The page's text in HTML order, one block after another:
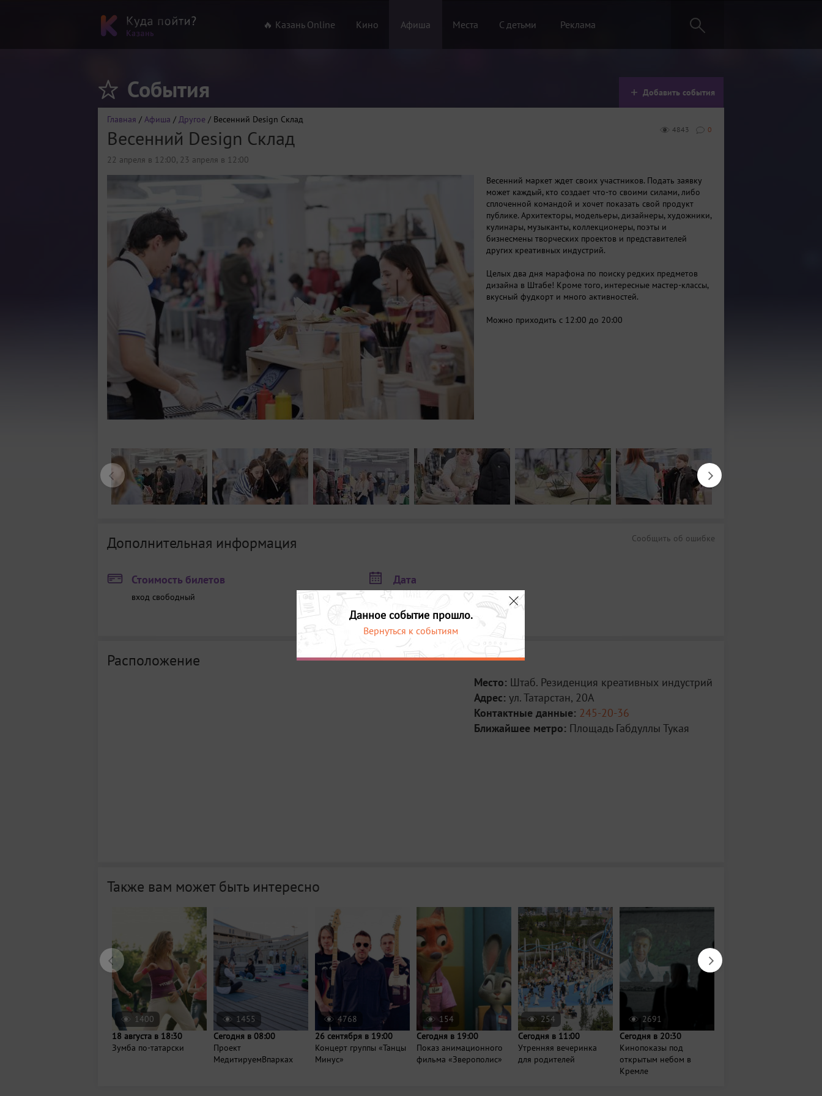
🔥 Казань Online Кино Афиша Места С детьми Реклама
События Добавить события
Главная / Афиша / Другое / Весенний Design Склад
0
4843
Весенний Design Склад
22 апреля в 12:00, 23 апреля в 12:00
Весенний маркет ждет своих участников. Подать заявку
может каждый, кто создает что-то своими силами, либо
сплоченной командой и хочет показать свой продукт
публике. Архитекторы, модельеры, дизайнеры, художники,
кулинары, музыканты, коллекционеры, поэты и
бизнесмены творческих проектов и представителей
других креативных индустрий.
Целых два дня марафона по поиску редких предметов
дизайна в Штабе! Кроме того, интересные мастер-классы,
вкусный фудкорт и много активностей.
Можно приходить с 12:00 до 20:00
Сообщить об ошибке
Дополнительная информация
Стоимость билетов
вход свободный
Дата
23 апреля в 12:00
Расположение
Место: Штаб. Резиденция креативных индустрий
Адрес: ул. Татарстан, 20А
Контактные данные: 245-20-36
Ближайшее метро: Площадь Габдуллы Тукая
Также вам может быть интересно
1400
18 августа в 18:30
Зумба по-татарски
1455
Сегодня в 08:00
Проект
МедитируемВпарках
4768
26 сентября в 19:00
Концерт группы «Танцы
Минус»
154
Сегодня в 19:00
Показ анимационного
фильма «Зверополис»
254
Сегодня в 11:00
Утренняя вечеринка
для родителей
2691
Сегодня в 20:30
Кинопоказы под
открытым небом в
Кремле
Данное событие прошло.
Вернуться к событиям